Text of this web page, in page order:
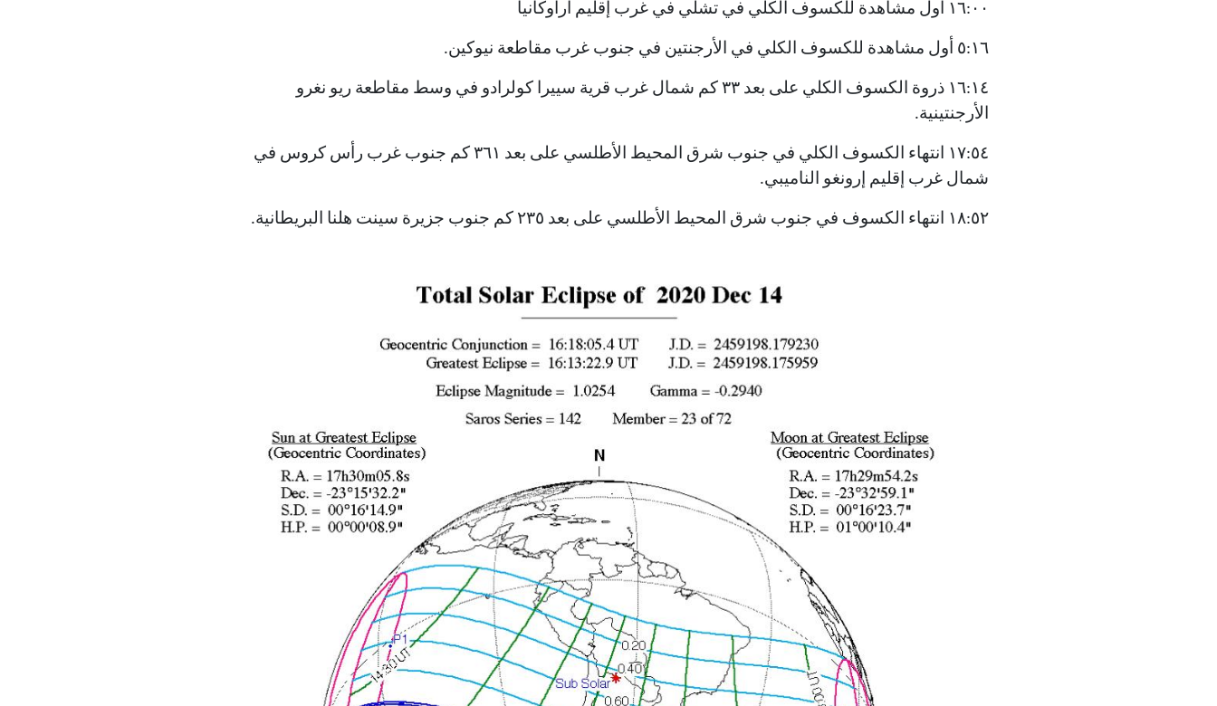
١٦:٠٠ أول مشاهدة للكسوف الكلي في تشلي في غرب إقليم أراوكانيا
٥:١٦ أول مشاهدة للكسوف الكلي في الأرجنتين في جنوب غرب مقاطعة نيوكين.
١٦:١٤ ذروة الكسوف الكلي على بعد ٣٣ كم شمال غرب قرية سييرا كولرادو في وسط مقاطعة ريو نغرو
الأرجنتينية.
١٧:٥٤ انتهاء الكسوف الكلي في جنوب شرق المحيط الأطلسي على بعد ٣٦١ كم جنوب غرب رأس كروس في
شمال غرب إقليم إرونغو الناميبي.
١٨:٥٢ انتهاء الكسوف في جنوب شرق المحيط الأطلسي على بعد ٢٣٥ كم جنوب جزيرة سينت هلنا البريطانية.